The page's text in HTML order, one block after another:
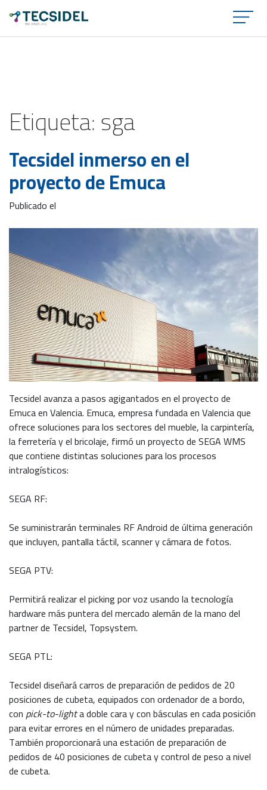
×
Etiqueta:sga
Tecsidel inmerso en el
proyecto de Emuca
Publicado el
Tecsidel avanza a pasos agigantados en el proyecto de
Emuca en Valencia. Emuca, empresa fundada en Valencia que
ofrece soluciones para los sectores del mueble, la carpintería,
la ferretería y el bricolaje, firmó un proyecto de SEGA WMS
que contiene distintas soluciones para los procesos
intralogísticos:
SEGA RF:
Se suministrarán terminales RF Android de última generación
que incluyen, pantalla táctil, scanner y cámara de fotos.
SEGA PTV:
Permitirá realizar el picking por voz usando la tecnología
hardware más puntera del mercado alemán de la mano del
partner de Tecsidel, Topsystem.
SEGA PTL:
Tecsidel diseñará carros de preparación de pedidos de 20
posiciones de cubeta, equipados con ordenador de a bordo,
conpick-to-lighta doble cara y con básculas en cada posición
para evitar errores en el número de unidades preparadas.
También proporcionará una estación de preparación de
pedidos de 40 posiciones de cubeta y control de peso a nivel
de cubeta.